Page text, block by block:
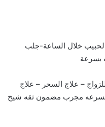
خلال الساعة-جلب
بسرعة
– علاج السحر – علاج
بسرعه مجرب مضمون ثقه شيخ